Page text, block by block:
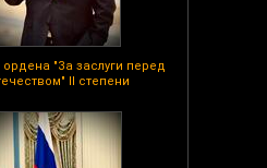
"За заслуги перед
II степени